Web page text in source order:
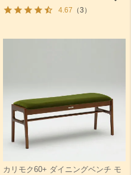
4.67 （3）
カリモク60+ ダイニングベンチ モ